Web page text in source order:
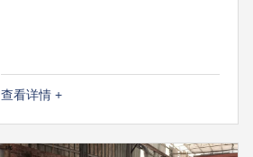
查看详情 +